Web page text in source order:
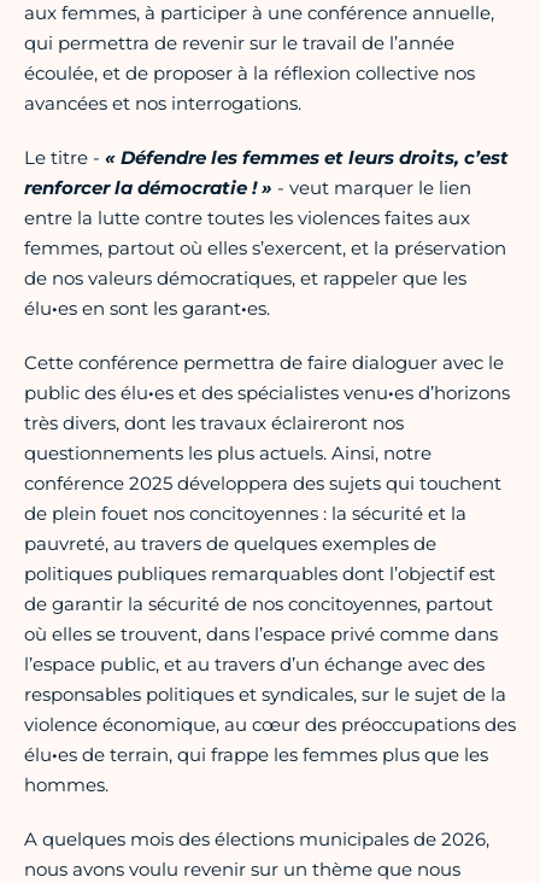
aux femmes, à participer à une conférence annuelle,
qui permettra de revenir sur le travail de l’année
écoulée, et de proposer à la réflexion collective nos
avancées et nos interrogations.
Le titre - « Défendre les femmes et leurs droits, c’est
renforcer la démocratie ! » - veut marquer le lien
entre la lutte contre toutes les violences faites aux
femmes, partout où elles s’exercent, et la préservation
de nos valeurs démocratiques, et rappeler que les
élu·es en sont les garant·es.
Cette conférence permettra de faire dialoguer avec le
public des élu·es et des spécialistes venu·es d’horizons
très divers, dont les travaux éclaireront nos
questionnements les plus actuels. Ainsi, notre
conférence 2025 développera des sujets qui touchent
de plein fouet nos concitoyennes : la sécurité et la
pauvreté, au travers de quelques exemples de
politiques publiques remarquables dont l’objectif est
de garantir la sécurité de nos concitoyennes, partout
où elles se trouvent, dans l’espace privé comme dans
l’espace public, et au travers d’un échange avec des
responsables politiques et syndicales, sur le sujet de la
violence économique, au cœur des préoccupations des
élu·es de terrain, qui frappe les femmes plus que les
hommes.
A quelques mois des élections municipales de 2026,
nous avons voulu revenir sur un thème que nous